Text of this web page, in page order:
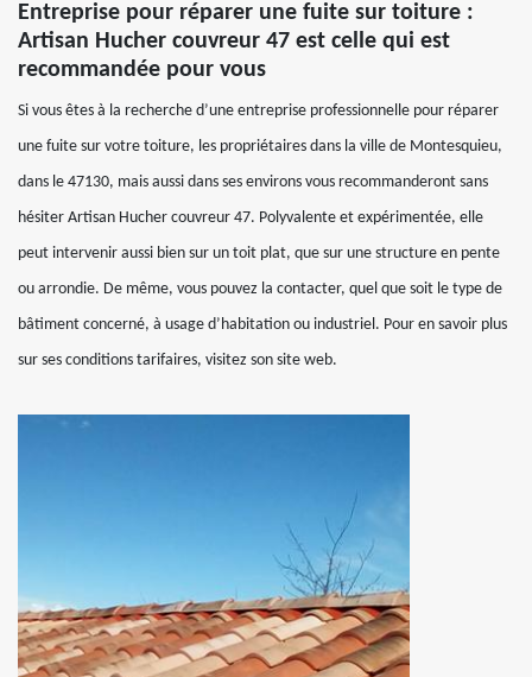
Entreprise pour réparer une fuite sur toiture :
Artisan Hucher couvreur 47 est celle qui est
recommandée pour vous
Si vous êtes à la recherche d’une entreprise professionnelle pour réparer
une fuite sur votre toiture, les propriétaires dans la ville de Montesquieu,
dans le 47130, mais aussi dans ses environs vous recommanderont sans
hésiter Artisan Hucher couvreur 47. Polyvalente et expérimentée, elle
peut intervenir aussi bien sur un toit plat, que sur une structure en pente
ou arrondie. De même, vous pouvez la contacter, quel que soit le type de
bâtiment concerné, à usage d’habitation ou industriel. Pour en savoir plus
sur ses conditions tarifaires, visitez son site web.